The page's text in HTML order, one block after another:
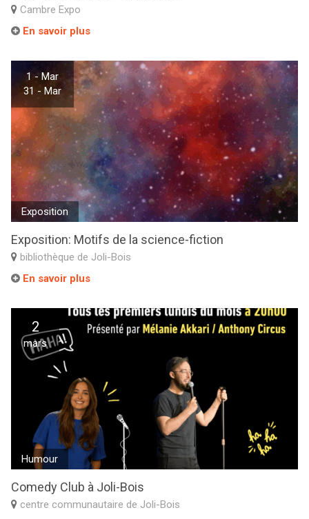
Cambre Expo
En savoir plus
1 - Mar
31 - Mar
Exposition
Exposition: Motifs de la science-fiction
bibliothèque de Joli-Bois
En savoir plus
2
mars
Humour
Comedy Club à Joli-Bois
centre communautaire de Joli-Bois